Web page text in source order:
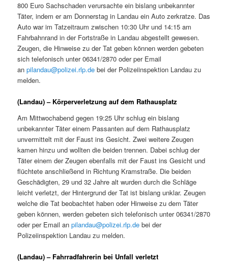
800 Euro Sachschaden verursachte ein bislang unbekannter
Täter, indem er am Donnerstag in Landau ein Auto zerkratze. Das
Auto war im Tatzeitraum zwischen 10:30 Uhr und 14:15 am
Fahrbahnrand in der Fortstraße in Landau abgestellt gewesen.
Zeugen, die Hinweise zu der Tat geben können werden gebeten
sich telefonisch unter 06341/2870 oder per Email
anpilandau@polizei.rlp.de bei der Polizeiinspektion Landau zu
melden.
(Landau) – Körperverletzung auf dem Rathausplatz
Am Mittwochabend gegen 19:25 Uhr schlug ein bislang
unbekannter Täter einem Passanten auf dem Rathausplatz
unvermittelt mit der Faust ins Gesicht. Zwei weitere Zeugen
kamen hinzu und wollten die beiden trennen. Dabei schlug der
Täter einem der Zeugen ebenfalls mit der Faust ins Gesicht und
flüchtete anschließend in Richtung Kramstraße. Die beiden
Geschädigten, 29 und 32 Jahre alt wurden durch die Schläge
leicht verletzt, der Hintergrund der Tat ist bislang unklar. Zeugen
welche die Tat beobachtet haben oder Hinweise zu dem Täter
geben können, werden gebeten sich telefonisch unter 06341/2870
oder per Email anpilandau@polizei.rlp.de bei der
Polizeiinspektion Landau zu melden.
(Landau) – Fahrradfahrerin bei Unfall verletzt